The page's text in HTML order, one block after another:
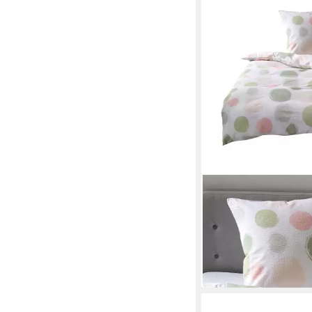
TRAUMSCHLAF
Bettwäsche Kreise
200 x 220 cm
B/L
ab 69,99 € 89,99 €
in 3-4 Werktagen bei dir